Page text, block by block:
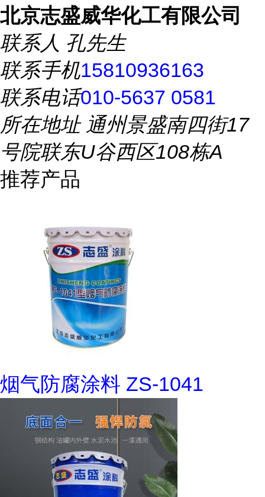
北京志盛威华化工有限公司
联系人 孔先生
联系手机15810936163
联系电话010-5637 0581
所在地址通州景盛南四街17
号院联东U谷西区108栋A
推荐产品
烟气防腐涂料 ZS-1041